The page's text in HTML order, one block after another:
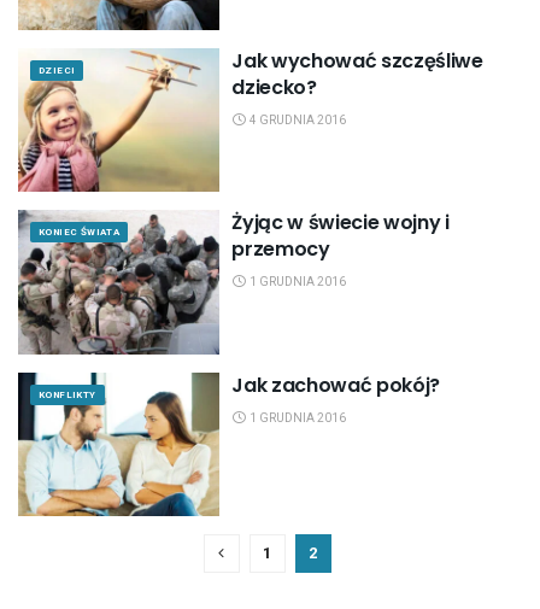
DZIECI
Jak wychować szczęśliwe
dziecko?
4 GRUDNIA 2016
KONIEC ŚWIATA
Żyjąc w świecie wojny i
przemocy
1 GRUDNIA 2016
KONFLIKTY Jak zachować pokój?
1 GRUDNIA 2016
1 2